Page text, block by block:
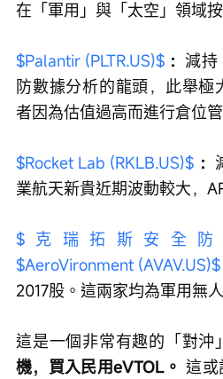
在「軍用」與「太空」領域
$Palantir (PLTR.US)$ ：減持
防數據分析的龍頭，此舉極
者因為估值過高而進行倉位管
$Rocket Lab (RKLB.US)$ ：
業航天新貴近期波動較大，
$克瑞拓斯安全防衛
$AeroVironment (AVAV.US)$
2017股。這兩家均為軍用無
這是一個非常有趣的「對沖
機，買入民用eVTOL。 這或